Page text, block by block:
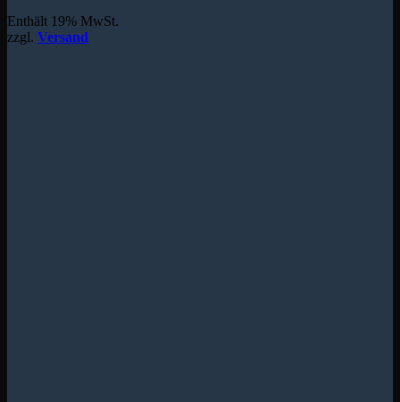
Enthält 19% MwSt.
zzgl. Versand